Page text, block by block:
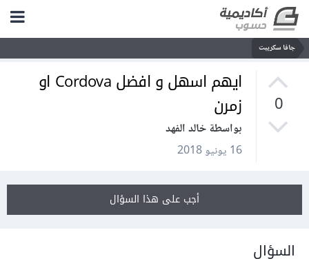
جافا سكريبت
0
ايهم اسهل و افضل Cordova او
زمرن
بواسطة خالد الفهد
16 يونيو 2018
أجب على هذا السؤال
السؤال